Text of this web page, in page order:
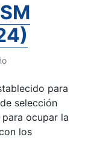
para
selección
ocupar la
los